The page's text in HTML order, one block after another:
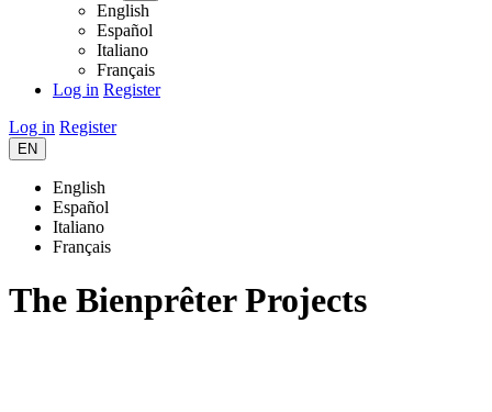
English
Español
Italiano
Français
Log in Register
Log in Register
EN
English
Español
Italiano
Français
The Bienprêter Projects